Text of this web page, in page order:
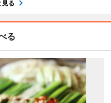
見る
る